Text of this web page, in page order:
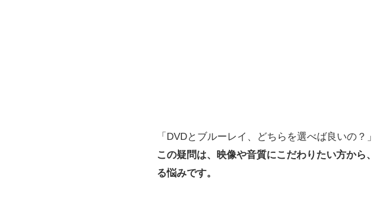
「DVDとブルーレイ、どちらを選べば良いの？」
この疑問は、映像や音質にこだわりたい方から
る悩みです。